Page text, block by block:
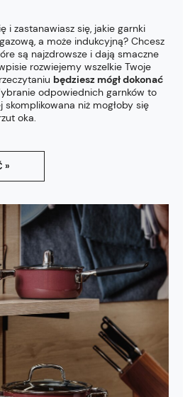
»
i zastanawiasz się, jakie garnki
a może indukcyjną? Chcesz
są najzdrowsze i dają smaczne
rozwiejemy wszelkie Twoje
będziesz mógł dokonać
odpowiednich garnków to
niż mogłoby się
oka.